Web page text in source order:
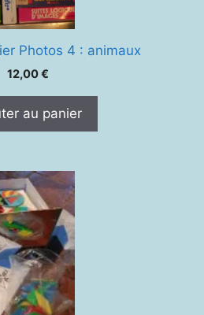
Photos 4 : animaux
12,00€
au panier